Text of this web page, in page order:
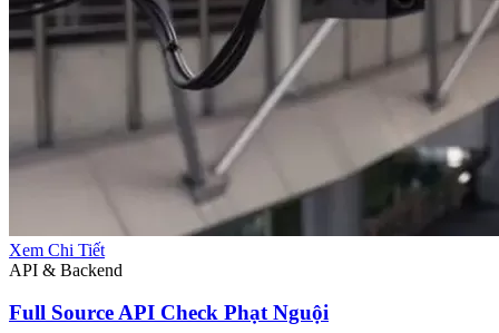
Xem Chi Tiết
API & Backend
Full Source API Check Phạt Nguội